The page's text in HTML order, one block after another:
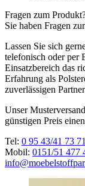
Fragen zum
Sie haben Fragen
Lassen Sie sich
telefonisch oder per
Einsatzbereich das
Erfahrung als
zuverlässigen
Unser
günstigen Preis
Tel: 0 95 43/41 73
Mobil: 0151/51 477